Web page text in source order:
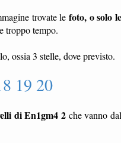
trovate le foto, o solo
troppo tempo.
ossia 3 stelle, dove previsto.
19 20
di En1gm4 2che vanno